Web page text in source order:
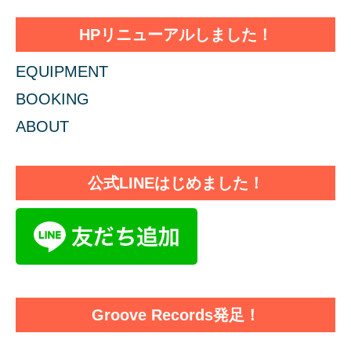
HPリニューアルしました！
EQUIPMENT
BOOKING
ABOUT
公式LINEはじめました！
Groove Records発足！